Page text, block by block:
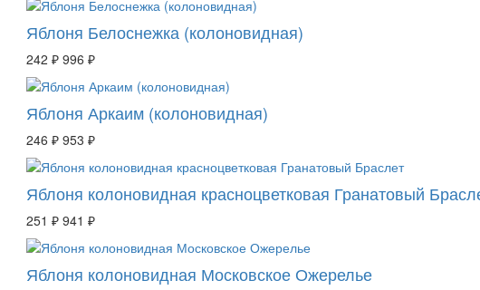
Яблоня Белоснежка (колоновидная)
242 ₽ 996 ₽
Яблоня Аркаим (колоновидная)
246 ₽ 953 ₽
Яблоня колоновидная красноцветковая Гранатовый
251 ₽ 941 ₽
Яблоня колоновидная Московское Ожерелье